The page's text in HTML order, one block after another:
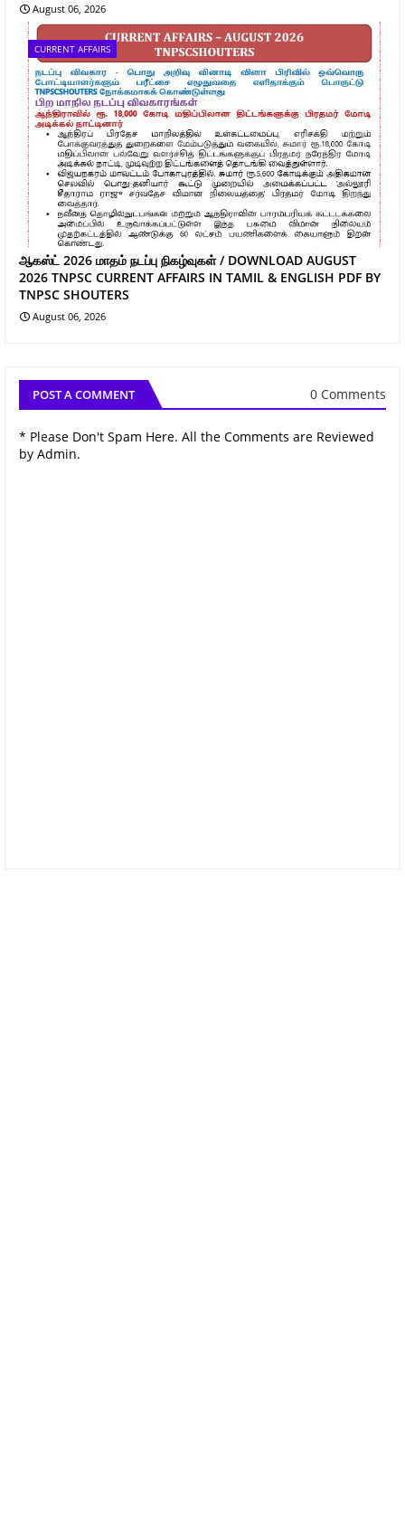
August 06, 2026
CURRENT AFFAIRS
ஆகஸ்ட் 2026 மாதம் நடப்பு நிகழ்வுகள் / DOWNLOAD AUGUST
2026 TNPSC CURRENT AFFAIRS IN TAMIL & ENGLISH PDF BY
TNPSC SHOUTERS
August 06, 2026
POST A COMMENT 0 Comments
* Please Don't Spam Here. All the Comments are Reviewed
by Admin.